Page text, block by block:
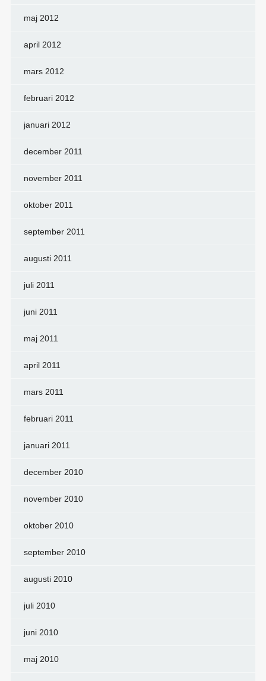
maj 2012
april 2012
mars 2012
februari 2012
januari 2012
december 2011
november 2011
oktober 2011
september 2011
augusti 2011
juli 2011
juni 2011
maj 2011
april 2011
mars 2011
februari 2011
januari 2011
december 2010
november 2010
oktober 2010
september 2010
augusti 2010
juli 2010
juni 2010
maj 2010